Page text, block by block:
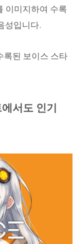
이미지하여 수록
성입니다.
록된 보이스 스타
서도 인기